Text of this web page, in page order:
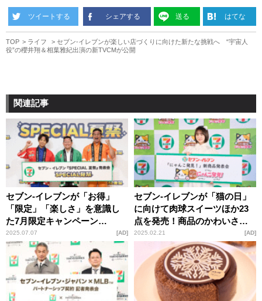
ツイートする シェアする 送る はてな
TOP ライフ
セブン-イレブンが楽しい店づくりに向けた新たな挑戦へ “宇宙人
役”の櫻井翔＆相葉雅紀出演の新TVCMが公開
関連記事
セブン-イレブンが「お得」
「限定」「楽しさ」を意識し
た7月限定キャンペーン
『SPECIAL 夏祭』を実施 テ
ィモンディも気合い充分「7月
はセブンに行くしかない！」
2025.07.07 AD
セブン-イレブンが「猫の日」
に向けて肉球スイーツほか23
点を発売！商品のかわいさと
美味しさを、なえなのが“猫
語”で叫ぶ「にゃんだこれは！
うにゃ～い！」
2025.02.21 AD